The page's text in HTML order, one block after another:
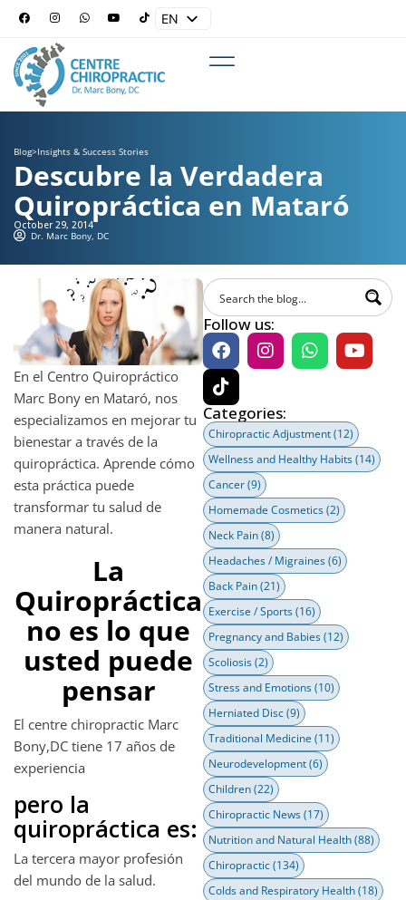
EN
Blog>Insights & Success Stories
Descubre la Verdadera
Quiropráctica en Mataró
October 29, 2014
Dr. Marc Bony, DC
En el Centro Quiropráctico
Marc Bony en Mataró, nos
especializamos en mejorar tu
bienestar a través de la
quiropráctica. Aprende cómo
esta práctica puede
transformar tu salud de
manera natural.
La
Quiropráctica
no es lo que
usted puede
pensar
El centre chiropractic Marc
Bony,DC tiene 17 años de
experiencia
pero la
quiropráctica es:
La tercera mayor profesión
del mundo de la salud.
Follow us:
Categories:
Chiropractic Adjustment(12)
Wellness and Healthy Habits(14)
Cancer(9)
Homemade Cosmetics(2)
Neck Pain(8)
Headaches / Migraines(6)
Back Pain(21)
Exercise / Sports(16)
Pregnancy and Babies(12)
Scoliosis(2)
Stress and Emotions(10)
Herniated Disc(9)
Traditional Medicine (11)
Neurodevelopment(6)
Children(22)
Chiropractic News(17)
Nutrition and Natural Health(88)
Chiropractic(134)
Colds and Respiratory Health(18)